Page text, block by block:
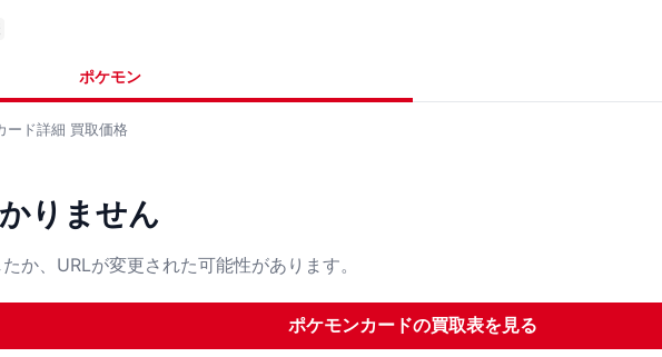
ポケモン
ード詳細 買取価格
りません
か、URLが変更された可能性があります。
ポケモンカードの買取表を見る